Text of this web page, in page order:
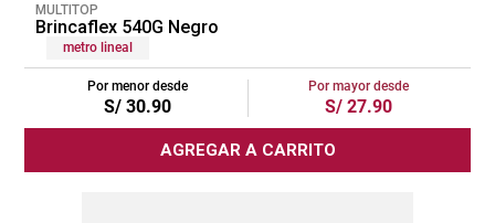
MULTITOP
Brincaflex 540G Negro
metro lineal
Por menor desde
S/ 30.90
Por mayor desde
S/ 27.90
AGREGAR A CARRITO